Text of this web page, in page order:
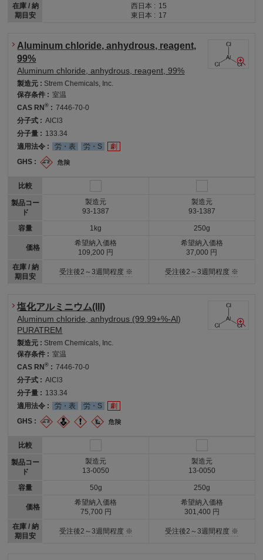
在庫 / 納
期目安
西日本 : 15
東日本 : 17
Aluminum chloride, anhydrous, reagent,
99%
Aluminum chloride, anhydrous, reagent, 99%
製造元 : Strem Chemicals, Inc.
保存条件 : 室温
CAS RN® : 7446-70-0
分子式 : AlCl3
分子量 : 133.34
適用法令 :
労・表 労・S
劇
GHS :
比較
製品コー
ド
容量
価格
在庫 / 納
期目安
製造元
93-1387
1kg
希望納入価格
109,200 円
受注後2～3週間程度 ※
製造元
93-1387
250g
希望納入価格
37,000 円
受注後2～3週間程度 ※
塩化アルミニウム(III)
Aluminum chloride, anhydrous (99.99+%-Al)
PURATREM
製造元 : Strem Chemicals, Inc.
保存条件 : 室温
CAS RN® : 7446-70-0
分子式 : AlCl3
分子量 : 133.34
適用法令 :
労・表 労・S
劇
GHS :
比較
製品コー
ド
容量
価格
在庫 / 納
期目安
製造元
13-0050
50g
希望納入価格
75,700 円
受注後2～3週間程度 ※
製造元
13-0050
250g
希望納入価格
301,400 円
受注後2～3週間程度 ※